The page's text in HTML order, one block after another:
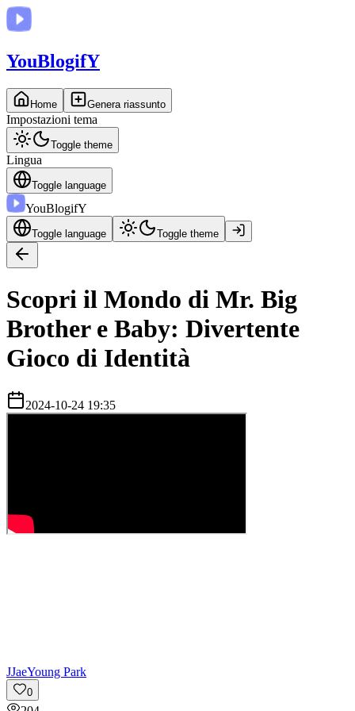
YouBlogifY
Home Genera riassunto
Impostazioni tema
Toggle theme
Lingua
Toggle language
YouBlogifY
Toggle language Toggle theme
Scopri il Mondo di Mr. Big
Brother e Baby: Divertente
Gioco di Identità
2024-10-24 19:35
JJaeYoung Park
0